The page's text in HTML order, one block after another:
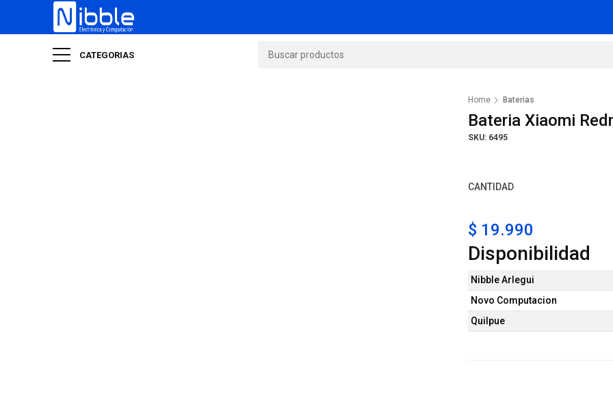
CATEGORIAS
Home Baterias
Bateria Xiaomi
SKU: 6495
CANTIDAD
$ 19.990
Disponibilidad
Nibble Arlegui
Novo Computacion
Quilpue